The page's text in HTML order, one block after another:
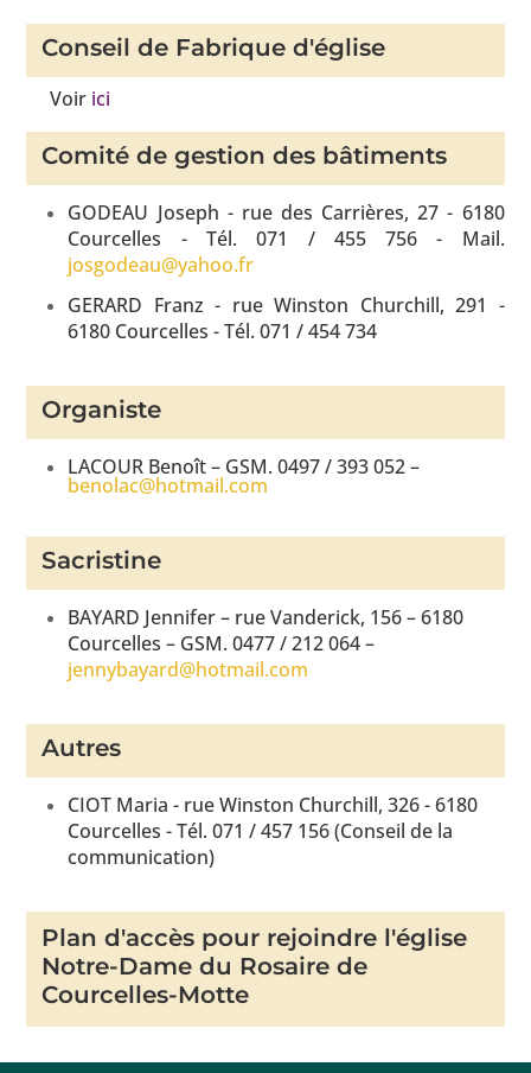
Conseil de Fabrique d'église
Voir ici
Comité de gestion des bâtiments
GODEAU Joseph - rue des Carrières, 27 - 6180
Courcelles - Tél. 071 / 455 756 - Mail.
josgodeau@yahoo.fr
GERARD Franz - rue Winston Churchill, 291 -
6180 Courcelles - Tél. 071 / 454 734
Organiste
LACOUR Benoît – GSM. 0497 / 393 052 –
benolac@hotmail.com
Sacristine
BAYARD Jennifer – rue Vanderick, 156 – 6180
Courcelles – GSM. 0477 / 212 064 –
jennybayard@hotmail.com
Autres
CIOT Maria - rue Winston Churchill, 326 - 6180
Courcelles - Tél. 071 / 457 156 (Conseil de la
communication)
Plan d'accès pour rejoindre l'église
Notre-Dame du Rosaire de
Courcelles-Motte